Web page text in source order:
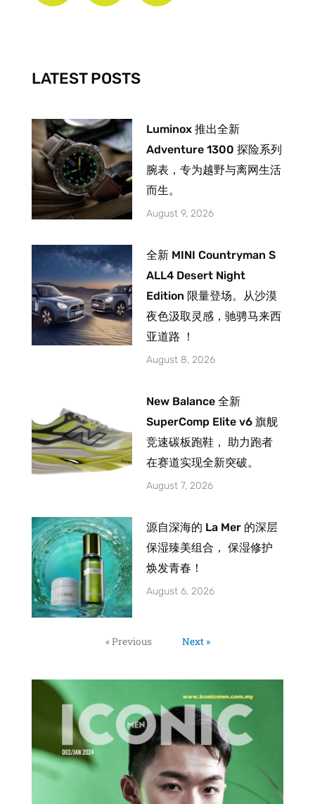
-
f
m
LATEST POSTS
Luminox 推出全新
Adventure 1300 探险系列
腕表，专为越野与离网生活
而生。
August 9, 2026
全新 MINI Countryman S
ALL4 Desert Night
Edition 限量登场。从沙漠
夜色汲取灵感，驰骋马来西
亚道路 ！
August 8, 2026
New Balance 全新
SuperComp Elite v6 旗舰
竞速碳板跑鞋， 助力跑者
在赛道实现全新突破。
August 7, 2026
源自深海的 La Mer 的深层
保湿臻美组合， 保湿修护
焕发青春！
August 6, 2026
« Previous Next »